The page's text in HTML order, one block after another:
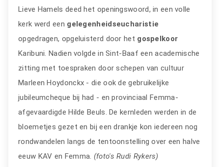
Lieve Hamels deed het openingswoord, in een volle
kerk werd een gelegenheidseucharistie
opgedragen, opgeluisterd door het gospelkoor
Karibuni. Nadien volgde in Sint-Baaf een academische
zitting met toespraken door schepen van cultuur
Marleen Hoydonckx - die ook de gebruikelijke
jubileumcheque bij had - en provinciaal Femma-
afgevaardigde Hilde Beuls. De kernleden werden in de
bloemetjes gezet en bij een drankje kon iedereen nog
rondwandelen langs de tentoonstelling over een halve
eeuw KAV en Femma. (foto's Rudi Rykers)